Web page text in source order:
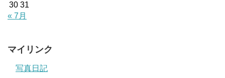
30 31
« 7月
マイリンク
写真日記